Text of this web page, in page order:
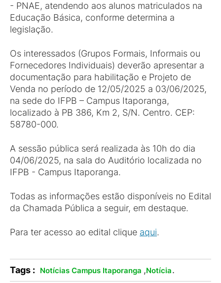
- PNAE, atendendo aos alunos matriculados na
Educação Básica, conforme determina a
legislação.
Os interessados (Grupos Formais, Informais ou
Fornecedores Individuais) deverão apresentar a
documentação para habilitação e Projeto de
Venda no período de 12/05/2025 a 03/06/2025,
na sede do IFPB – Campus Itaporanga,
localizado à PB 386, Km 2, S/N. Centro. CEP:
58780-000.
A sessão pública será realizada às 10h do dia
04/06/2025, na sala do Auditório localizada no
IFPB - Campus Itaporanga.
Todas as informações estão disponíveis no Edital
da Chamada Pública a seguir, em destaque.
Para ter acesso ao edital clique aqui.
Tags : Notícias Campus Itaporanga ,Notícia.